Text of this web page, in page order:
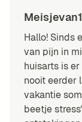
Hallo! Sinds
van pijn in
huisarts is
nooit eerder
vakantie
beetje